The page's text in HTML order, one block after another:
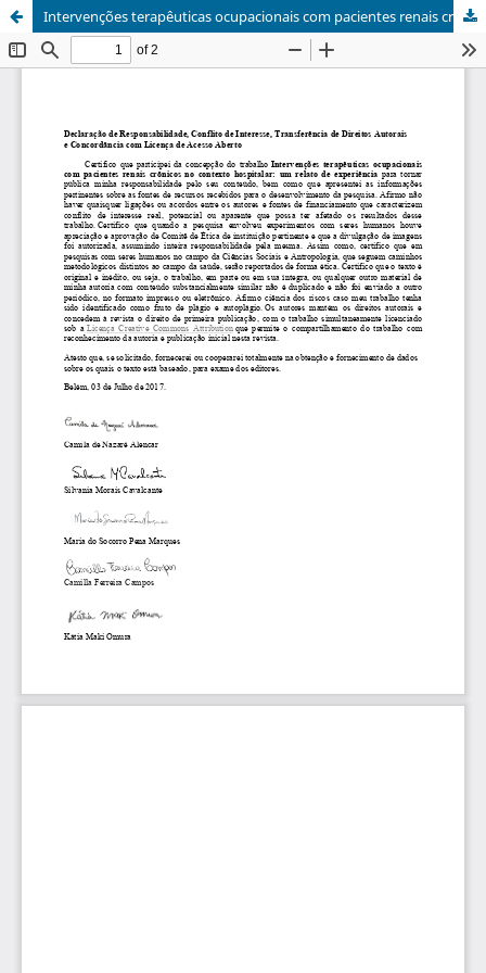
Intervenções terapêuticas ocupacionais com pacientes renais crônicos no contexto hospitalar: uma análise da prática/ Occupational therapeutic interventions with chronic renal patients in the hospital context: a practice analysis